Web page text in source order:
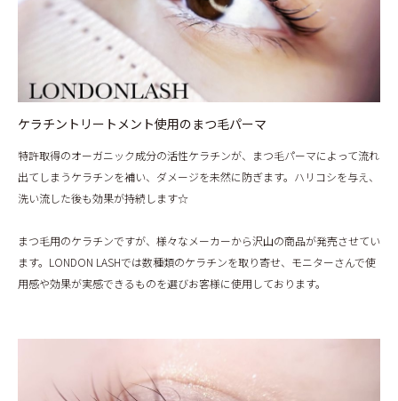
ケラチントリートメント使用のまつ毛パーマ
特許取得のオーガニック成分の活性ケラチンが、まつ毛パーマによって流れ
出てしまうケラチンを補い、ダメージを未然に防ぎます。ハリコシを与え、
洗い流した後も効果が持続します☆
まつ毛用のケラチンですが、様々なメーカーから沢山の商品が発売させてい
ます。LONDON LASHでは数種類のケラチンを取り寄せ、モニターさんで使
用感や効果が実感できるものを選びお客様に使用しております。